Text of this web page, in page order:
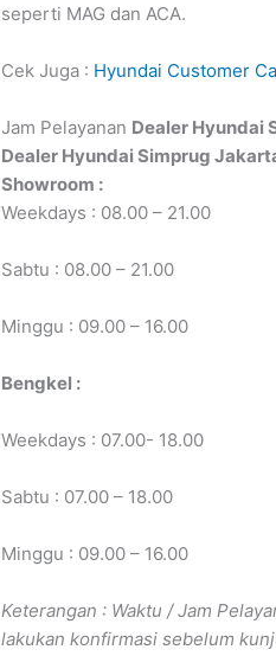
seperti MAG dan ACA.
Cek Juga : Hyundai Customer
Jam Pelayanan Dealer Hyundai
Dealer Hyundai Simprug
Showroom :
Weekdays : 08.00 – 21.00
Sabtu : 08.00 – 21.00
Minggu : 09.00 – 16.00
Bengkel :
Weekdays : 07.00- 18.00
Sabtu : 07.00 – 18.00
Minggu : 09.00 – 16.00
Keterangan : Waktu / Jam
lakukan konfirmasi sebelum